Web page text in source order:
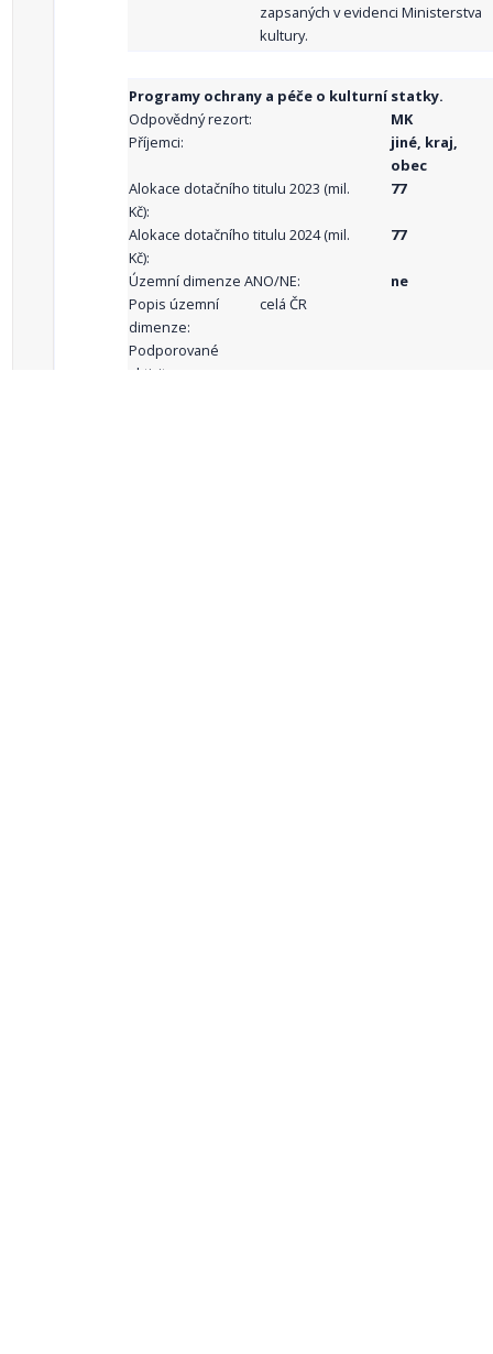
zapsaných v evidenci Ministerstva
kultury.
Programy ochrany a péče o kulturní statky.
Odpovědný rezort:
MK
Příjemci:
jiné, kraj,
obec
Alokace dotačního titulu 2023 (mil.
Kč):
77
Alokace dotačního titulu 2024 (mil.
Kč):
77
Územní dimenze ANO/NE:
ne
Popis územní
dimenze:
celá ČR
Podporované
aktivity: